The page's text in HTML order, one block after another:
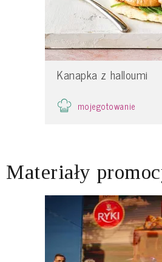
Kanapka z halloumi
mojegotowanie
Materiały